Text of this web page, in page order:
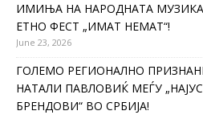
ИМИЊА НА НАРОДНАТА МУЗИКА
ЕТНО ФЕСТ „ИМАТ НЕМАТ“!
June 23, 2026
ГОЛЕМО РЕГИОНАЛНО
НАТАЛИ ПАВЛОВИЌ МЕЃУ
БРЕНДОВИ“ ВО СРБИЈА!